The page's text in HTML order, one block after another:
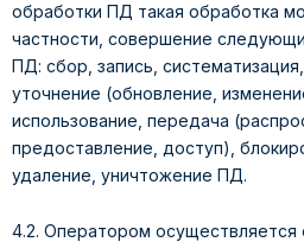
обработки ПД такая обработка
частности, совершение
ПД: сбор, запись,
уточнение (обновление,
использование, передача
предоставление, доступ),
удаление, уничтожение ПД.
4.2. Оператором осуществляется